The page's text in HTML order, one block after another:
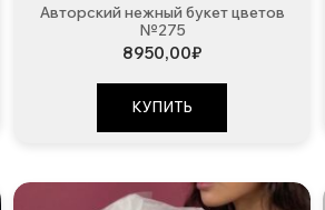
Авторский нежный букет цветов
№275
8950,00₽
КУПИТЬ